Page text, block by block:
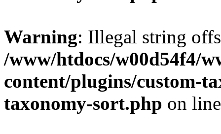
Warning: Illegal string
/www/htdocs/w00d54f4/
content/plugins/custom-
taxonomy-sort.php on